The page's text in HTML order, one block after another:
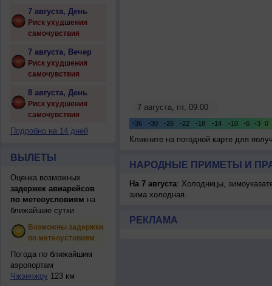
7 августа, День
Риск ухудшения
самочувствия
7 августа, Вечер
Риск ухудшения
самочувствия
8 августа, День
Риск ухудшения
самочувствия
Подробно на 14 дней
ВЫЛЕТЫ
Оценка возможных
задержек авиарейсов
по метеоусловиям на
ближайшие сутки
Возможны задержки
по метеоустовиям
Погода по ближайшим
аэропортам
Чжэнчжоу 123 км
Кликните на погодной карте для
НАРОДНЫЕ ПРИМЕТЫ И
На 7 августа: Холодницы,
зима холодная.
РЕКЛАМА